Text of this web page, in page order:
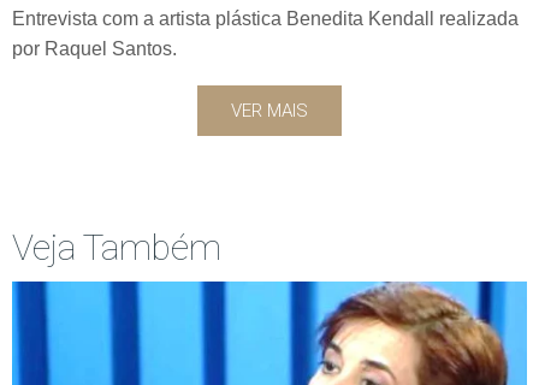
Entrevista com a artista plástica Benedita Kendall realizada
por Raquel Santos.
VER MAIS
Veja Também